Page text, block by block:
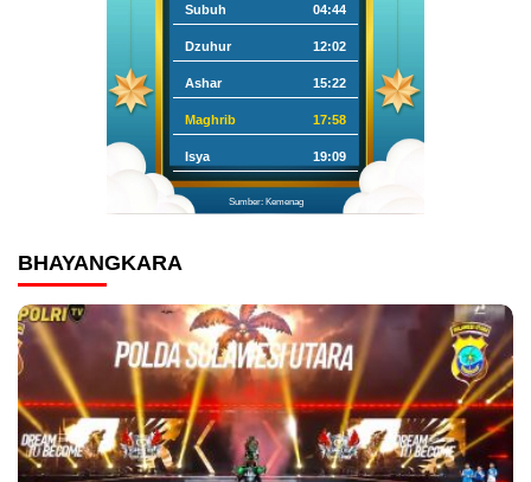
Subuh 04:44
Dzuhur 12:02
Ashar 15:22
Maghrib 17:58
Isya 19:09
Sumber: Kemenag
BHAYANGKARA